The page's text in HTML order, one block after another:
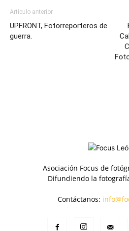
Artículo anterior
UPFRONT, Fotorreporteros de
guerra.
Asociación Focus de
Difundiendo la
Contáctanos: